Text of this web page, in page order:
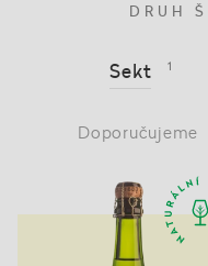
DRUH
Sekt 1
Doporučujeme